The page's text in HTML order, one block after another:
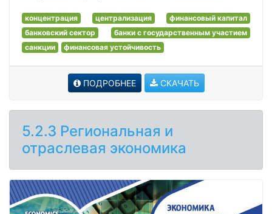
концентрация централизация
финансовый капитал
банковский сектор
банки с государственным участием
санкции
финансовая устойчивость
ПОДРОБНЕЕ СКАЧАТЬ
5.2.3 Региональная и
отраслевая экономика